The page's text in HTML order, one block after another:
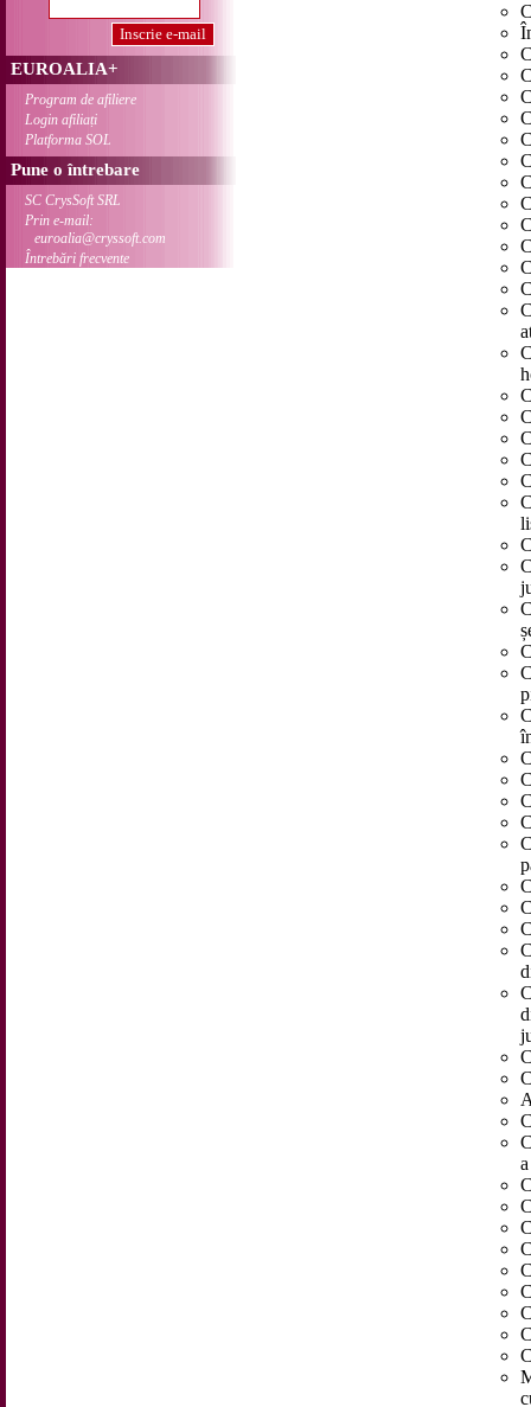
EUROALIA+
Program de afiliere
Login afiliați
Platforma SOL
Pune o întrebare
SC CrysSoft SRL
Prin e-mail:
euroalia@cryssoft.com
Întrebări frecvente